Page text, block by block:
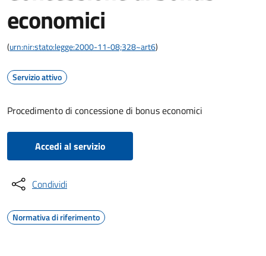
economici
(urn:nir:stato:legge:2000-11-08;328~art6)
Servizio attivo
Procedimento di concessione di bonus economici
Accedi al servizio
Condividi
Normativa di riferimento